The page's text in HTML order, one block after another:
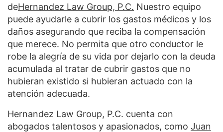
deHernandez Law Group, P.C. Nuestro equipo
puede ayudarle a cubrir los gastos médicos y los
daños asegurando que reciba la compensación
que merece. No permita que otro conductor le
robe la alegría de su vida por dejarlo con la deuda
acumulada al tratar de cubrir gastos que no
hubieran existido si hubieran actuado con la
atención adecuada.
Hernandez Law Group, P.C. cuenta con
abogados talentosos y apasionados, como Juan